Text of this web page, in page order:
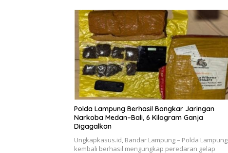
Polda Lampung Berhasil Bongkar Jaringan
Narkoba Medan–Bali, 6 Kilogram Ganja
Digagalkan
Ungkapkasus.id, Bandar Lampung – Polda Lampung
kembali berhasil mengungkap peredaran gelap